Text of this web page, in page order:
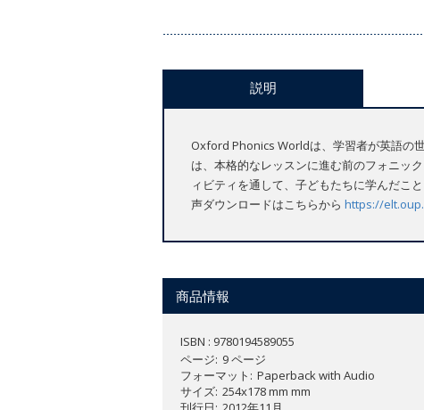
説明
Oxford Phonics Worldは、学習者が英語の
は、本格的なレッスンに進む前のフォニッ
ィビティを通して、子どもたちに学んだこ
声ダウンロードはこちらから https://
商品情報
ISBN : 9780194589055
ページ 9 ページ
フォーマット
Paperback with Audio
サイズ 254x178 mm mm